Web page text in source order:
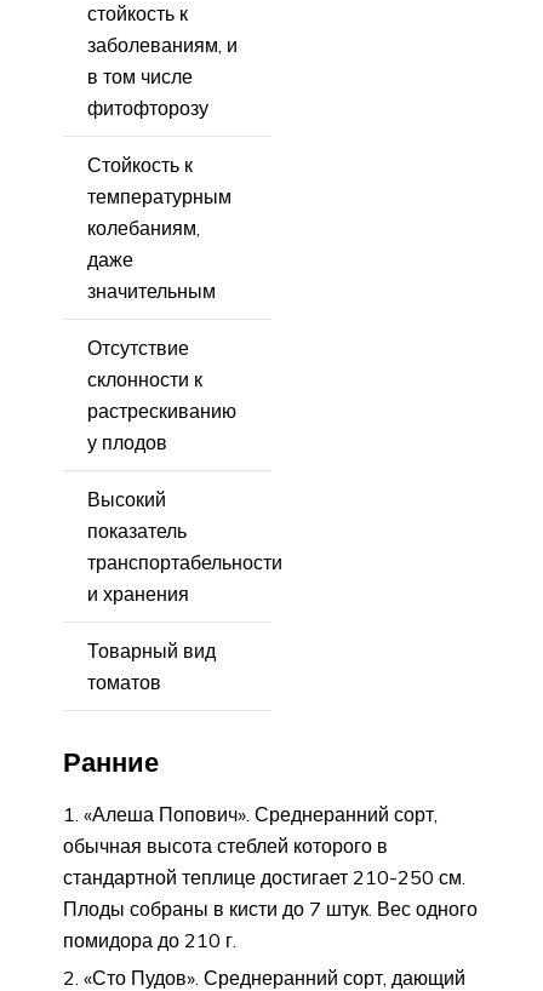
стойкость к
заболеваниям, и
в том числе
фитофторозу
Стойкость к
температурным
колебаниям,
даже
значительным
Отсутствие
склонности к
растрескиванию
у плодов
Высокий
показатель
транспортабельности
и хранения
Товарный вид
томатов
Ранние
«Алеша Попович». Среднеранний сорт,
обычная высота стеблей которого в
стандартной теплице достигает 210-250 см.
Плоды собраны в кисти до 7 штук. Вес одного
помидора до 210 г.
«Сто Пудов». Среднеранний сорт, дающий